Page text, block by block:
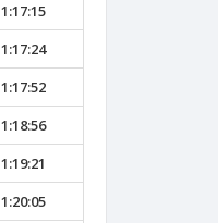
1:17:15
1:17:24
1:17:52
1:18:56
1:19:21
1:20:05